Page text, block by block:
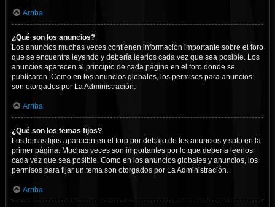
Arriba
¿Qué son los anuncios?
Los anuncios muchas veces contienen información importante sobre el foro
que se encuentra leyendo y debería leerlos cada vez que sea posible. Los
anuncios aparecen al principio de cada página en el foro donde se
publicaron. Como en los anuncios globales, los permisos para anuncios
son otorgados por La Administración.
Arriba
¿Qué son los temas fijos?
Los temas fijos aparecen en el foro por debajo de los anuncios y solo en la
primer página. Muchas veces son importantes por lo que debería leerlos
cada vez que sea posible. Como en los anuncios globales y anuncios, los
permisos para fijar un tema son otorgados por La Administración.
Arriba